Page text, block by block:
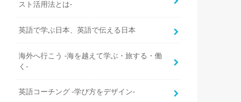
スト活用法とは-
英語で学ぶ日本、英語で伝える日本
海外へ行こう -海を越えて学ぶ・旅する・働
く-
英語コーチング -学び方をデザイン-